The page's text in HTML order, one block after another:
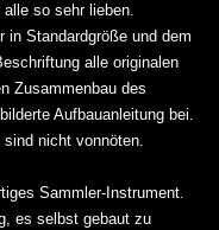
so sehr lieben.
Standardgröße und dem
alle originalen
Zusammenbau des
Aufbauanleitung bei.
nicht vonnöten.
Sammler-Instrument.
es selbst gebaut zu